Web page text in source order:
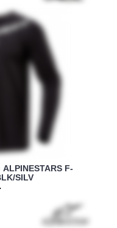
F-
SILV